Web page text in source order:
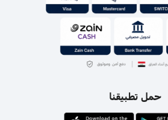
حمل تطبيقنا